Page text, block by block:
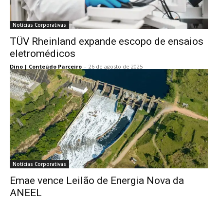
Notícias Corporativas
TÜV Rheinland expande escopo de ensaios
eletromédicos
Dino | Conteúdo Parceiro - 26 de agosto de 2025
Notícias Corporativas
Emae vence Leilão de Energia Nova da
ANEEL